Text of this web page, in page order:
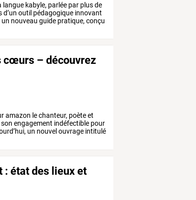
langue kabyle, parlée par plusde
d’un outil pédagogique innovant
un nouveau guide pratique, conçu
cœurs – découvrez
amazon lechanteur, poèteet
son engagement indéfectible pour
un nouvel ouvrage intitulé
: état des lieux et